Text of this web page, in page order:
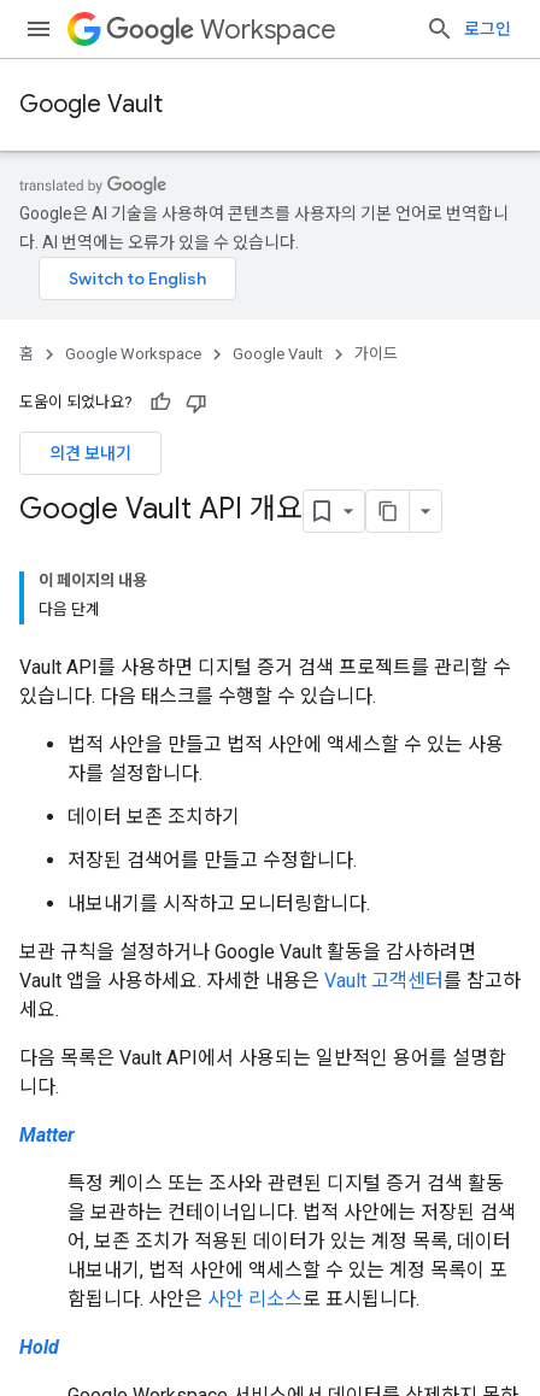
Workspace 로그인
Google Vault
Google은 AI 기술을 사용하여 콘텐츠를 사용자의 기본 언어로 번역합니
다. AI 번역에는 오류가 있을 수 있습니다.
홈 Google Workspace Google Vault 가이드
도움이 되었나요?
의견 보내기
Google Vault API 개요
이 페이지의 내용
다음 단계
Vault API를 사용하면 디지털 증거 검색 프로젝트를 관리할 수
있습니다. 다음 태스크를 수행할 수 있습니다.
법적 사안을 만들고 법적 사안에 액세스할 수 있는 사용
자를 설정합니다.
데이터 보존 조치하기
저장된 검색어를 만들고 수정합니다.
내보내기를 시작하고 모니터링합니다.
보관 규칙을 설정하거나 Google Vault 활동을 감사하려면
Vault 앱을 사용하세요. 자세한 내용은 Vault 고객센터를 참고하
세요.
다음 목록은 Vault API에서 사용되는 일반적인 용어를 설명합
니다.
Matter
특정 케이스 또는 조사와 관련된 디지털 증거 검색 활동
을 보관하는 컨테이너입니다. 법적 사안에는 저장된 검색
어, 보존 조치가 적용된 데이터가 있는 계정 목록, 데이터
내보내기, 법적 사안에 액세스할 수 있는 계정 목록이 포
함됩니다. 사안은 사안 리소스로 표시됩니다.
Hold